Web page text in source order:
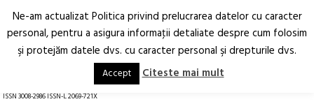
Arhitectură.
Oraș.
RO EN
ISSN 3008-2986 ISSN-L 2069-721X
Ne-am actualizat Politica privind prelucrarea datelor cu caracter
personal, pentru a asigura informaţii detaliate despre cum folosim
şi protejăm datele dvs. cu caracter personal şi drepturile dvs.
Accept Citeste mai mult